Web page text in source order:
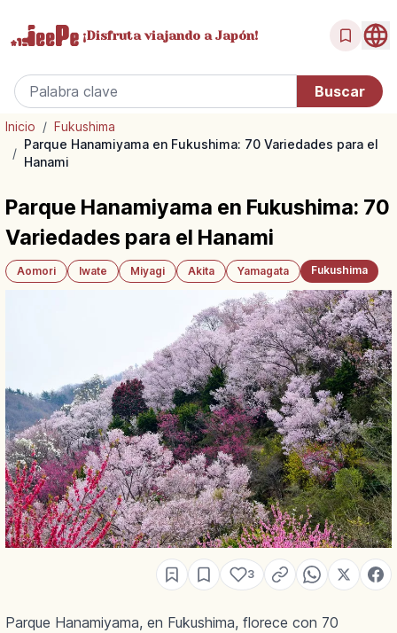
¡Disfrutaviajando a Japón!
Inicio / Fukushima
/
Parque Hanamiyama en Fukushima: 70 Variedades para el
Hanami
Parque Hanamiyama en Fukushima: 70
Variedades para el Hanami
Aomori Iwate Miyagi Akita Yamagata Fukushima
3
Parque Hanamiyama, en Fukushima, florece con 70